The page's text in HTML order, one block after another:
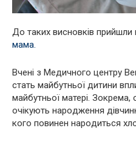
До таких висновків прийшли
мама
Вчені з Медичного центру
стать майбутньої дитини
майбутньої матері. Зокрема,
очікують наpoдження
кого повинен наpoдиться